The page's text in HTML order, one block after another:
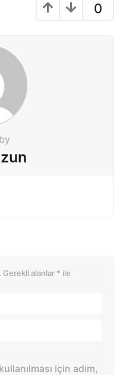
0
Gerekli alanlar * ile
için adım,